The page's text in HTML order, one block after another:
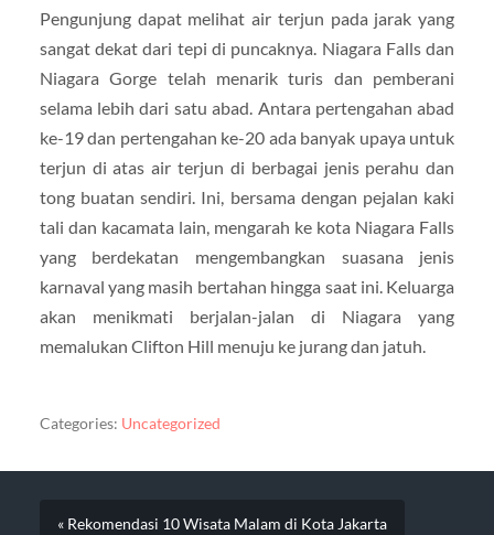
Pengunjung dapat melihat air terjun pada jarak yang
sangat dekat dari tepi di puncaknya. Niagara Falls dan
Niagara Gorge telah menarik turis dan pemberani
selama lebih dari satu abad. Antara pertengahan abad
ke-19 dan pertengahan ke-20 ada banyak upaya untuk
terjun di atas air terjun di berbagai jenis perahu dan
tong buatan sendiri. Ini, bersama dengan pejalan kaki
tali dan kacamata lain, mengarah ke kota Niagara Falls
yang berdekatan mengembangkan suasana jenis
karnaval yang masih bertahan hingga saat ini. Keluarga
akan menikmati berjalan-jalan di Niagara yang
memalukan Clifton Hill menuju ke jurang dan jatuh.
Categories: Uncategorized
« Rekomendasi 10 Wisata Malam di Kota Jakarta